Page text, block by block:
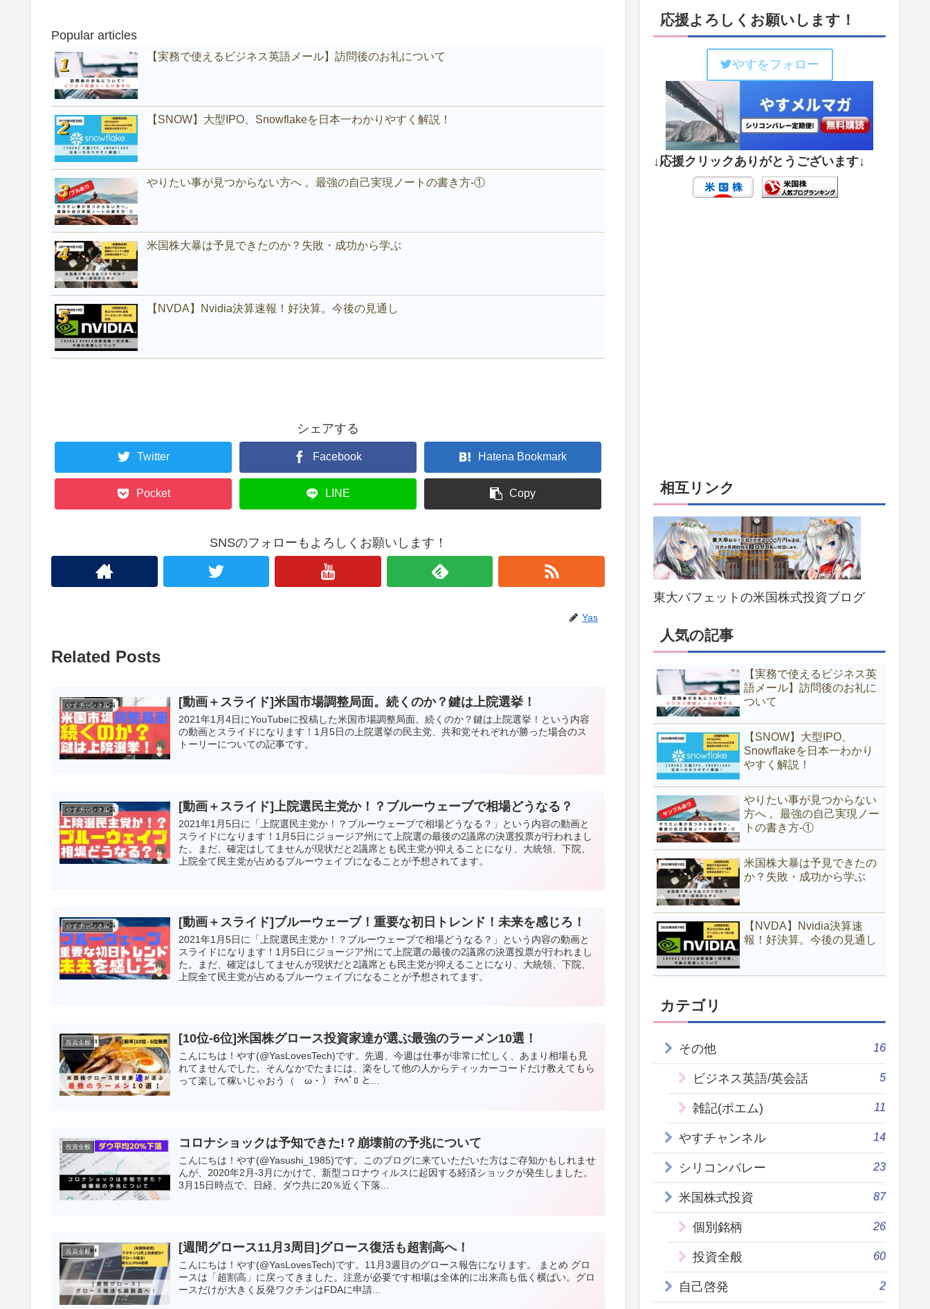
Popular articles
【実務で使えるビジネス英語メール】訪問後のお礼について
【SNOW】大型IPO、Snowflakeを日本一わかりやすく解説！
やりたい事が見つからない方へ 。最強の自己実現ノートの書き方-①
米国株大暴は予見できたのか？失敗・成功から学ぶ
【NVDA】Nvidia決算速報！好決算。今後の見通し
シェアする
Twitter Facebook Hatena Bookmark
Pocket LINE Copy
SNSのフォローもよろしくお願いします！
Yas
Related Posts
やすチャンネル [動画＋スライド]米国市場調整局面。続くのか？鍵は上院選挙！
2021年1月4日にYouTubeに投稿した米国市場調整局面。続くのか？鍵は上院選挙！という内容
の動画とスライドになります！1月5日の上院選挙の民主党、共和党それぞれが勝った場合のス
トーリーについての記事です。
やすチャンネル [動画＋スライド]上院選民主党か！？ブルーウェーブで相場どうなる？
2021年1月5日に「上院選民主党か！？ブルーウェーブで相場どうなる？」という内容の動画と
スライドになります！1月5日にジョージア州にて上院選の最後の2議席の決選投票が行われまし
た。まだ、確定はしてませんが現状だと2議席とも民主党が抑えることになり、大統領、下院、
上院全て民主党が占めるブルーウェイブになることが予想されてます。
やすチャンネル [動画＋スライド]ブルーウェーブ！重要な初日トレンド！未来を感じろ！
2021年1月5日に「上院選民主党か！？ブルーウェーブで相場どうなる？」という内容の動画と
スライドになります！1月5日にジョージア州にて上院選の最後の2議席の決選投票が行われまし
た。まだ、確定はしてませんが現状だと2議席とも民主党が抑えることになり、大統領、下院、
上院全て民主党が占めるブルーウェイブになることが予想されてます。
投資全般 [10位-6位]米国株グロース投資家達が選ぶ最強のラーメン10選！
こんにちは！やす(@YasLovesTech)です。先週、今週は仕事が非常に忙しく、あまり相場も見
れてませんでした。そんなかでたまには、楽をして他の人からティッカーコードだけ教えてもら
って楽して稼いじゃおう（ゝω・） ﾃﾍﾍﾟﾛ と...
投資全般 コロナショックは予知できた!？崩壊前の予兆について
こんにちは！やす(@Yasushi_1985)です。このブログに来ていただいた方はご存知かもしれませ
んが、2020年2月-3月にかけて、新型コロナウィルスに起因する経済ショックが発生しました。
3月15日時点で、日経、ダウ共に20％近く下落...
投資全般 [週間グロース11月3周目]グロース復活も超割高へ！
こんにちは！やす(@YasLovesTech)です。11月3週目のグロース報告になります。 まとめ グロ
ースは「超割高」に戻ってきました。注意が必要です相場は全体的に出来高も低く横ばい。グロ
ースだけが大きく反発ワクチンはFDAに申請...
応援よろしくお願いします！
やすをフォロー
↓応援クリックありがとうございます↓
相互リンク
東大バフェットの米国株式投資ブログ
人気の記事
【実務で使えるビジネス英
語メール】訪問後のお礼に
ついて
【SNOW】大型IPO、
Snowflakeを日本一わかり
やすく解説！
やりたい事が見つからない
方へ 。最強の自己実現ノー
トの書き方-①
米国株大暴は予見できたの
か？失敗・成功から学ぶ
【NVDA】Nvidia決算速
報！好決算。今後の見通し
カテゴリ
その他 16
ビジネス英語/英会話 5
雑記(ポエム) 11
やすチャンネル 14
シリコンバレー 23
米国株式投資 87
個別銘柄 26
投資全般 60
自己啓発 2